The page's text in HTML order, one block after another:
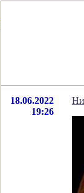
18.06.2022
19:26